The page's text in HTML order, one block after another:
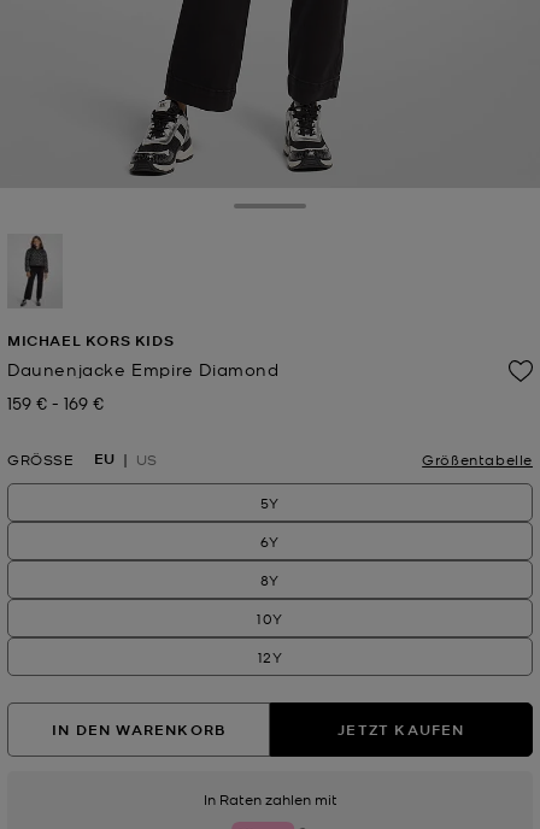
MICHAEL KORS KIDS
Daunenjacke Empire Diamond
Jetzt
159 € -
bis Jetzt
169 €
GRÖSSE EU US Größentabelle
5Y
6Y
8Y
10Y
12Y
IN DEN WARENKORB JETZT KAUFEN
In Raten zahlen mit